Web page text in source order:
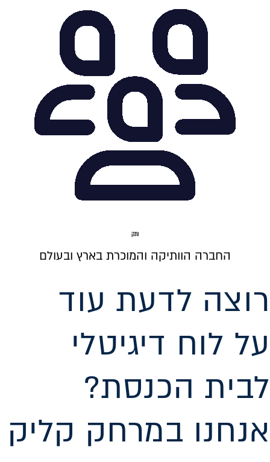
ותק
החברה הוותיקה והמוכרת בארץ ובעולם
רוצה לדעת עוד
על לוח דיגיטלי
לבית הכנסת?
אנחנו במרחק קליק